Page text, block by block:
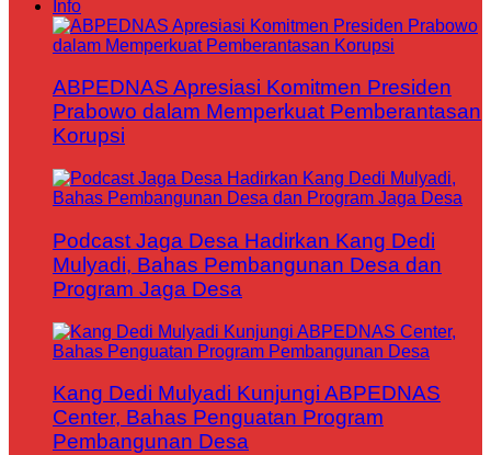
Info
ABPEDNAS Apresiasi Komitmen Presiden
Prabowo dalam Memperkuat Pemberantasan
Korupsi
Podcast Jaga Desa Hadirkan Kang Dedi
Mulyadi, Bahas Pembangunan Desa dan
Program Jaga Desa
Kang Dedi Mulyadi Kunjungi ABPEDNAS
Center, Bahas Penguatan Program
Pembangunan Desa